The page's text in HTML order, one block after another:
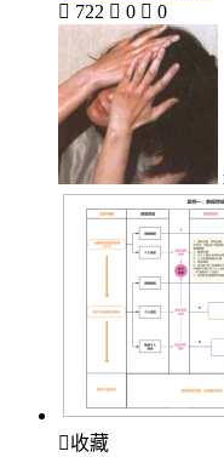
 722  0  0
收藏